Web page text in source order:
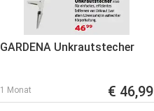
GARDENA Unkrautstecher
1 Monat € 46,99